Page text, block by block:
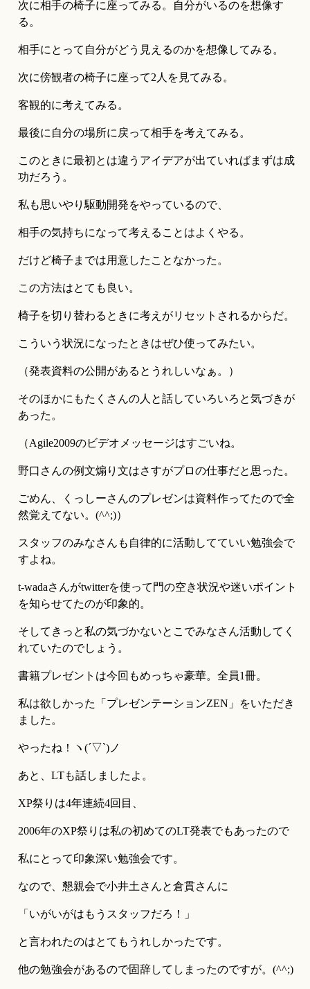
次に相手の椅子に座ってみる。自分がいるのを想像す
る。
相手にとって自分がどう見えるのかを想像してみる。
次に傍観者の椅子に座って2人を見てみる。
客観的に考えてみる。
最後に自分の場所に戻って相手を考えてみる。
このときに最初とは違うアイデアが出ていればまずは成
功だろう。
私も思いやり駆動開発をやっているので、
相手の気持ちになって考えることはよくやる。
だけど椅子までは用意したことなかった。
この方法はとても良い。
椅子を切り替わるときに考えがリセットされるからだ。
こういう状況になったときはぜひ使ってみたい。
（発表資料の公開があるとうれしいなぁ。）
そのほかにもたくさんの人と話していろいろと気づきが
あった。
（Agile2009のビデオメッセージはすごいね。
野口さんの例文煽り文はさすがプロの仕事だと思った。
ごめん、くっしーさんのプレゼンは資料作ってたので全
然覚えてない。(^^;)）
スタッフのみなさんも自律的に活動してていい勉強会で
すよね。
t-wadaさんがtwitterを使って門の空き状況や迷いポイント
を知らせてたのが印象的。
そしてきっと私の気づかないとこでみなさん活動してく
れていたのでしょう。
書籍プレゼントは今回もめっちゃ豪華。全員1冊。
私は欲しかった「プレゼンテーションZEN」をいただき
ました。
やったね！ヽ(´▽`)ノ
あと、LTも話しましたよ。
XP祭りは4年連続4回目、
2006年のXP祭りは私の初めてのLT発表でもあったので
私にとって印象深い勉強会です。
なので、懇親会で小井土さんと倉貫さんに
「いがいがはもうスタッフだろ！」
と言われたのはとてもうれしかったです。
他の勉強会があるので固辞してしまったのですが。(^^;)